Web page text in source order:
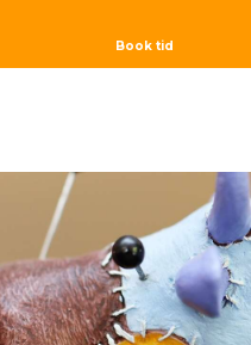
Book tid